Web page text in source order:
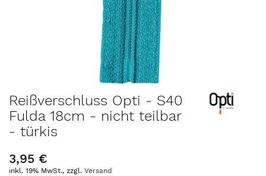
Anfang
der
Bildergalerie
Reißverschluss Opti - S40
Fulda 18cm - nicht teilbar
- türkis
3,95 €
inkl. 19% MwSt., zzgl. Versand